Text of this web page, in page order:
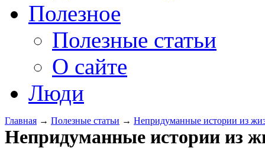
Полезное
Полезные статьи
О сайте
Люди
Главная → Полезные статьи → Непридуманные истории из
Непридуманные истории из